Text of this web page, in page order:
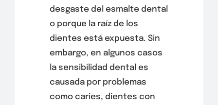
desgaste del esmalte dental
o porque la raíz de los
dientes está expuesta. Sin
embargo, en algunos casos
la sensibilidad dental es
causada por problemas
como caries, dientes con